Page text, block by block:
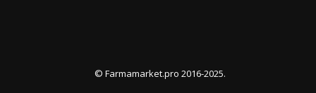
© Farmamarket.pro 2016-2025.